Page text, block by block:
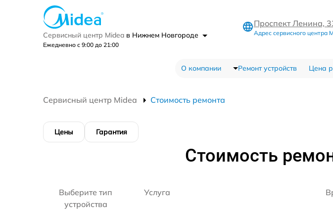
Сервисный центр Midea в Нижнем Новгороде
Ежедневно с 9:00 до 21:00
Проспект Ленина,
Адрес сервисного центра
О компании Ремонт устройств Цена
Сервисный центр Midea Стоимость ремонта
Цены Гарантия
Стоимость
Выберите тип
устройства
Услуга